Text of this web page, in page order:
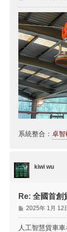
章
系統整合： 卓智
kiwi wu
Re: 全國首創
文
章
2025年 1月 12
人工智慧貨車